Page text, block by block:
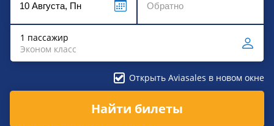
1 пассажир
Эконом класс
Открыть Aviasales в новом окне
Найти билеты